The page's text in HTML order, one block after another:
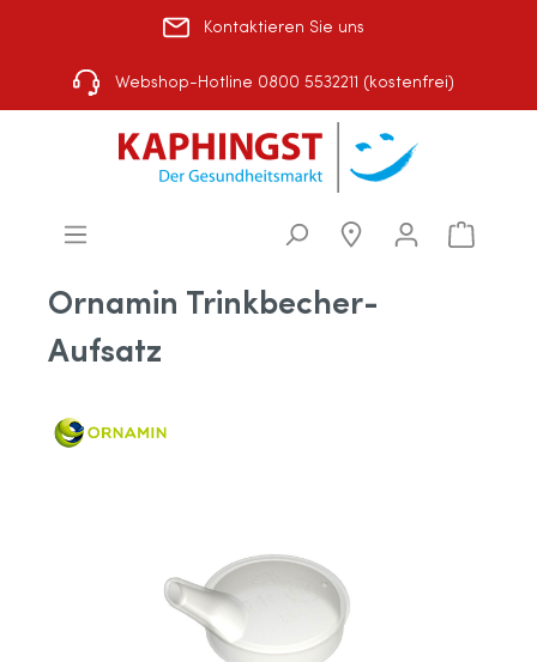
Kontaktieren Sie uns
Webshop-Hotline 0800 5532211 (kostenfrei)
Ornamin Trinkbecher-
Aufsatz